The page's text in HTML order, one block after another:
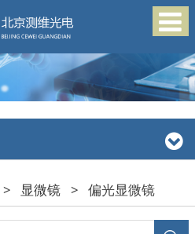
> 显微镜 > 偏光显微镜